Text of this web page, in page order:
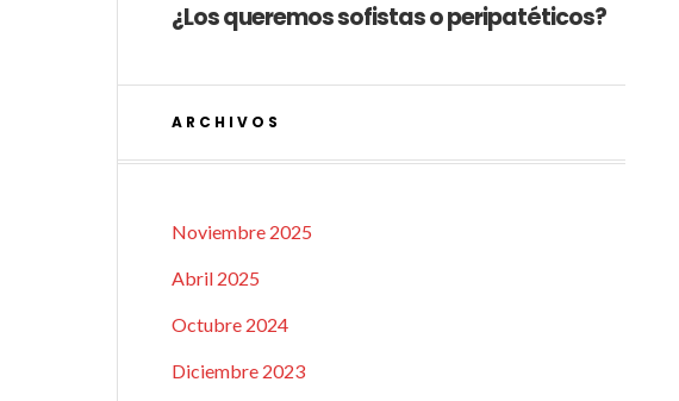
¿Los queremos sofistas o peripatéticos?
ARCHIVOS
Noviembre 2025
Abril 2025
Octubre 2024
Diciembre 2023